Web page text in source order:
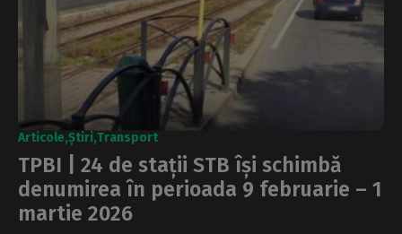
Articole Știri Transport
TPBI | 24 de stații STB își schimbă
denumirea în perioada 9 februarie – 1
martie 2026